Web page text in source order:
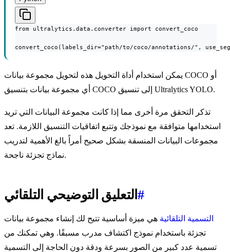
from ultralytics.data.converter import convert_coco
convert_coco(labels_dir="path/to/coco/annotations/",
يمكن استخدام أداة التحويل هذه لتحويل مجموعة بيانات COCO أو
أي مجموعة بيانات بتنسيق COCO إلى تنسيق Ultralytics YOLO.
تذكر التحقق مرة أخرى مما إذا كانت مجموعة البيانات التي تريد
استخدامها متوافقة مع نموذجك وتتبع اتفاقيات التنسيق اللازمة. تعد
مجموعات البيانات المنسقة بشكل صحيح أمراً بالغ الأهمية لتدريب
نماذج تجزئة ناجحة.
التعليق التوضيحي التلقائي #
التسمية التلقائية هي ميزة أساسية تتيح لك إنشاء مجموعة بيانات
تجزئة باستخدام نموذج اكتشاف مدرب مسبقًا. وهي تمكنك من
تسمية عدد كبير من الصور بسرعة ودقة دون الحاجة إلى التسمية